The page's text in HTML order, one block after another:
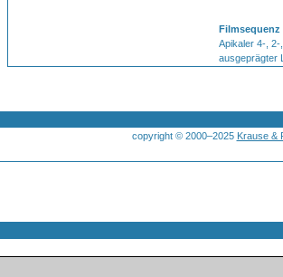
Apikaler 4-,
ausgeprägter
copyright © 2000–2025 Krause &